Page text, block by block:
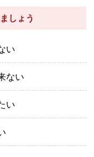
しょう
い
ない
い